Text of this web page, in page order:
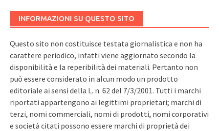
INFORMAZIONI SU QUESTO SITO
Questo sito non costituisce testata giornalistica e non ha
carattere periodico, infatti viene aggiornato secondo la
disponibilità e la reperibilità dei materiali. Pertanto non
può essere considerato in alcun modo un prodotto
editoriale ai sensi della L. n. 62 del 7/3/2001. Tutti i marchi
riportati appartengono ai legittimi proprietari; marchi di
terzi, nomi commerciali, nomi di prodotti, nomi corporativi
e società citati possono essere marchi di proprietà dei